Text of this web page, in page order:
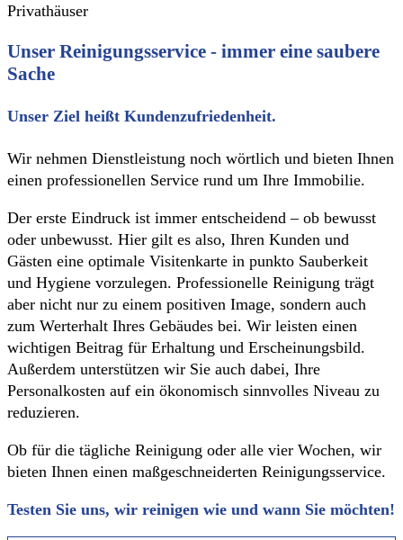
Privathäuser
Unser Reinigungsservice - immer eine saubere
Sache
Unser Ziel heißt Kundenzufriedenheit.
Wir nehmen Dienstleistung noch wörtlich und bieten Ihnen
einen professionellen Service rund um Ihre Immobilie.
Der erste Eindruck ist immer entscheidend – ob bewusst
oder unbewusst. Hier gilt es also, Ihren Kunden und
Gästen eine optimale Visitenkarte in punkto Sauberkeit
und Hygiene vorzulegen. Professionelle Reinigung trägt
aber nicht nur zu einem positiven Image, sondern auch
zum Werterhalt Ihres Gebäudes bei. Wir leisten einen
wichtigen Beitrag für Erhaltung und Erscheinungsbild.
Außerdem unterstützen wir Sie auch dabei, Ihre
Personalkosten auf ein ökonomisch sinnvolles Niveau zu
reduzieren.
Ob für die tägliche Reinigung oder alle vier Wochen, wir
bieten Ihnen einen maßgeschneiderten Reinigungsservice.
Testen Sie uns, wir reinigen wie und wann Sie möchten!